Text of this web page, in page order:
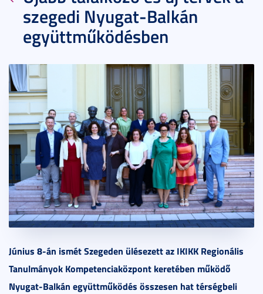
szegedi Nyugat-Balkán
együttműködésben
Június 8-án ismét Szegeden ülésezett az IKIKK Regionális
Tanulmányok Kompetenciaközpont keretében működő
Nyugat-Balkán együttműködés összesen hat térségbeli